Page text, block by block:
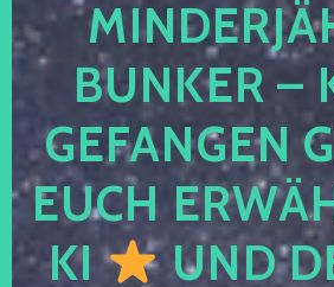
BUNKER –
GEFANGEN
EUCH
KI
UND